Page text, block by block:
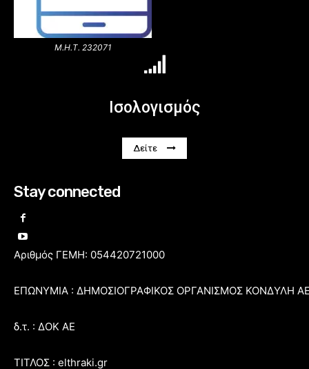
Μ.Η.Τ. 232071
Ισολογισμός
Δείτε
Stay connected
Αριθμός ΓΕΜΗ: 054420721000
ΕΠΩΝΥΜΙΑ : ΔΗΜΟΣΙΟΓΡΑΦΙΚΟΣ ΟΡΓΑΝΙΣΜΟΣ ΚΟΝΔΥΛΗ
δ.τ. : ΔΟΚ ΑΕ
ΤΙΤΛΟΣ : elthraki.gr